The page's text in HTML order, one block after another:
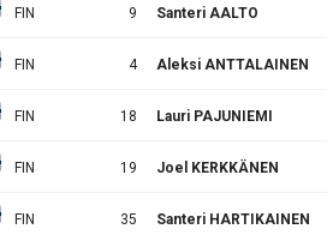
FIN 9 Santeri AALTO
FIN 4 Aleksi ANTTALAINEN
FIN 18 Lauri PAJUNIEMI
FIN 19 Joel KERKKÄNEN
FIN 35 Santeri HARTIKAINEN